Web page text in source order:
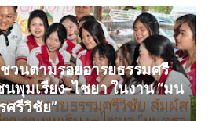
วนตามรอยอารยธรรมศรี
พุมเรียง–ไชยา ในงาน “มน
รีวิชัย”